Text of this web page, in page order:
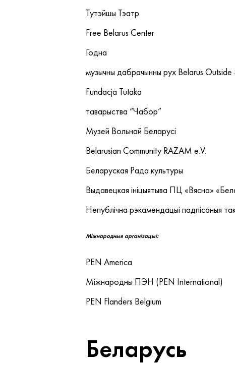
Тутэйшы Тэатр
Free Belarus Center
Годна
музычны дабрачынны рух Belarus Outside
Fundacja Tutaka
таварыства “Чабор”
Музей Вольнай Беларусі
Belarusian Community RAZAM e.V.
Беларуская Рада культуры
Выдавецкая ініцыятыва ПЦ «Вясна»
Непублічна рэкамендацыі падпісаныя
Міжнародныя арганізацыі:
PEN America
Міжнародны ПЭН (PEN International)
PEN Flanders Belgium
Беларусь